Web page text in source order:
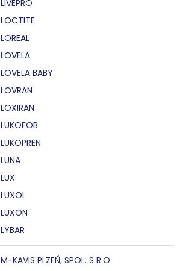
LIVEPRO
LOCTITE
LOREAL
LOVELA
LOVELA BABY
LOVRAN
LOXIRAN
LUKOFOB
LUKOPREN
LUNA
LUX
LUXOL
LUXON
LYBAR
M-KAVIS PLZEŇ, SPOL. S R.O.